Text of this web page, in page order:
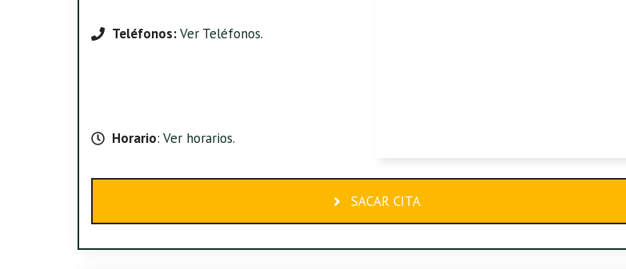
Teléfonos:Ver Teléfonos.
Horario: Ver horarios.
SACAR CITA